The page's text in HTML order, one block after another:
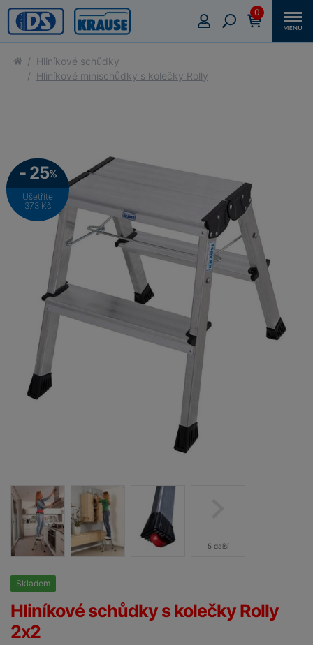
0
Hliníkové schůdky
Hliníkové minischůdky s kolečky Rolly
5 další
- 25%
Ušetříte
373 Kč
Skladem
Hliníkové schůdky s kolečky Rolly
2x2